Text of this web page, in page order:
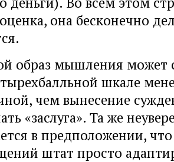
она бесконечно
образ мышления может
шкале
чем вынесение
«заслуга». Та же
в предположении,
штат просто